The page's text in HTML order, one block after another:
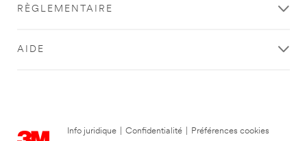
RÈGLEMENTAIRE
AIDE
Info juridique Confidentialité
Préférences cookies